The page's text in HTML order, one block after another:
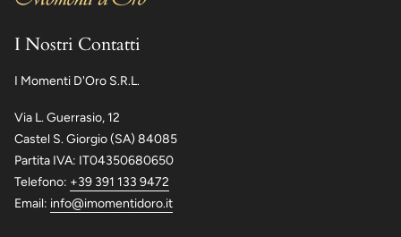
I Nostri Contatti
I Momenti D'Oro S.R.L.
Via L. Guerrasio, 12
Castel S. Giorgio (SA) 84085
Partita IVA: IT04350680650
Telefono: +39 391 133 9472
Email: info@imomentidoro.it